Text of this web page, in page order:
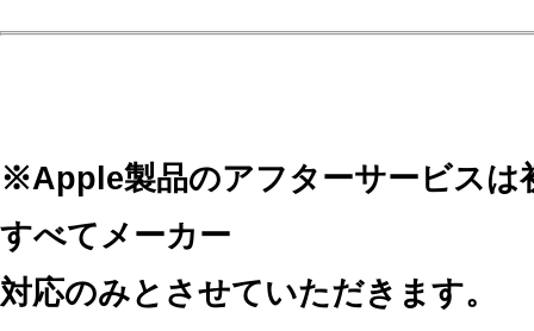
※Apple製品のアフターサービスは
すべてメーカー
対応のみとさせていただきます。